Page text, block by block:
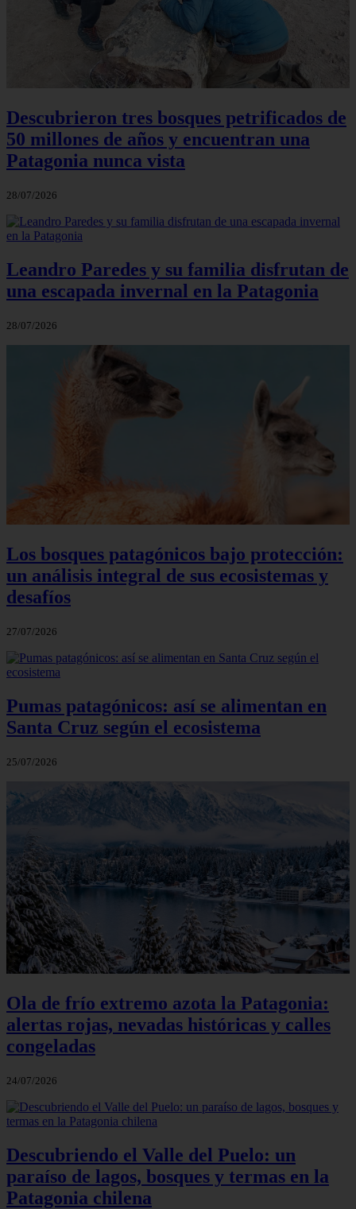
Descubrieron tres bosques petrificados de
50 millones de años y encuentran una
Patagonia nunca vista
28/07/2026
Leandro Paredes y su familia disfrutan de
una escapada invernal en la Patagonia
28/07/2026
Los bosques patagónicos bajo protección:
un análisis integral de sus ecosistemas y
desafíos
27/07/2026
Pumas patagónicos: así se alimentan en
Santa Cruz según el ecosistema
25/07/2026
Ola de frío extremo azota la Patagonia:
alertas rojas, nevadas históricas y calles
congeladas
24/07/2026
Descubriendo el Valle del Puelo: un
paraíso de lagos, bosques y termas en la
Patagonia chilena